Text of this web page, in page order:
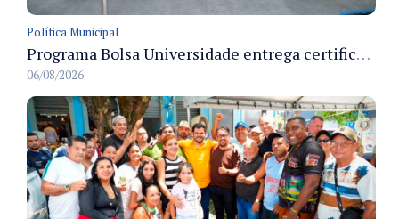
Política Municipal
Programa Bolsa Universidade entrega certificados a formandos em Manaus na sede do Executivo municipal
06/08/2026